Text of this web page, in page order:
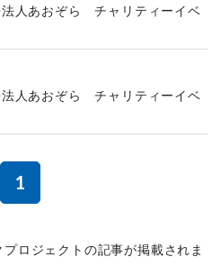
人あおぞら チャリティーイベ
人あおぞら チャリティーイベ
1
ロジェクトの記事が掲載されま